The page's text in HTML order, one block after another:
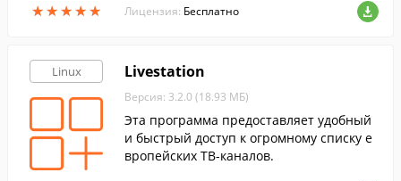
★★★★★
★★★★★
вины, а не лемминги.
Лицензия: Бесплатно
Linux Livestation
Версия: 3.2.0 (18.93 МБ)
Эта программа предоставляет удобный
и быстрый доступ к огромному списку е
вропейских ТВ-каналов.